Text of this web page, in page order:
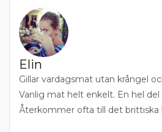
Elin
Gillar vardagsmat utan krångel
Vanlig mat helt enkelt. En hel
Återkommer ofta till det brittiska